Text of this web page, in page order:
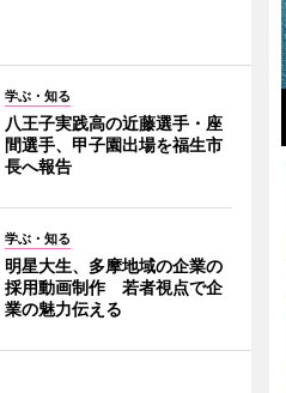
学ぶ・知る
八王子実践高の近藤選手・座
間選手、甲子園出場を福生市
長へ報告
学ぶ・知る
明星大生、多摩地域の企業の
採用動画制作 若者視点で企
業の魅力伝える